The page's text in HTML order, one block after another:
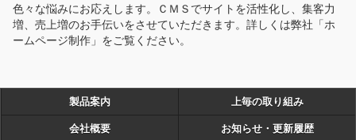
色々な悩みにお応えします。ＣＭＳでサイトを活性化し、集客力
増、売上増のお手伝いをさせていただきます。詳しくは弊社「ホ
ームページ制作」をご覧ください。
製品案内 上毎の取り組み
会社概要 お知らせ・更新履歴